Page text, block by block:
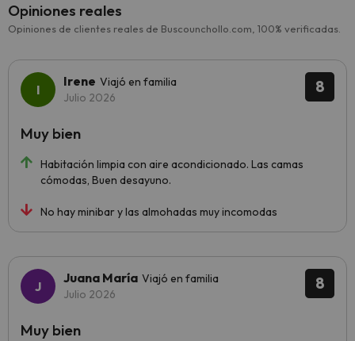
Opiniones reales
Opiniones de clientes reales de Buscounchollo.com, 100% verificadas.
8
Irene Viajó en familia
Julio 2026
Habitación limpia con aire acondicionado. Las camas
cómodas, Buen desayuno.
No hay minibar y las almohadas muy incomodas
Muy bien
8
Juana María Viajó en familia
Julio 2026
Muy bien